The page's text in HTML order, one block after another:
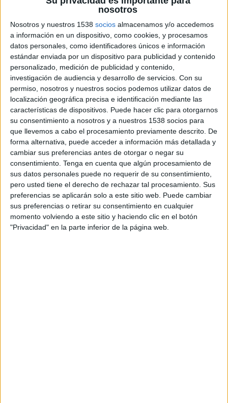
nosotros
Nosotros y nuestros 1538 socios almacenamos y/o accedemos
a información en un dispositivo, como cookies, y procesamos
datos personales, como identificadores únicos e información
estándar enviada por un dispositivo para publicidad y contenido
personalizado, medición de publicidad y contenido,
investigación de audiencia y desarrollo de servicios. Con su
permiso, nosotros y nuestros socios podemos utilizar datos de
localización geográfica precisa e identificación mediante las
características de dispositivos. Puede hacer clic para otorgarnos
su consentimiento a nosotros y a nuestros 1538 socios para
que llevemos a cabo el procesamiento previamente descrito. De
forma alternativa, puede acceder a información más detallada y
cambiar sus preferencias antes de otorgar o negar su
consentimiento. Tenga en cuenta que algún procesamiento de
sus datos personales puede no requerir de su consentimiento,
pero usted tiene el derecho de rechazar tal procesamiento. Sus
preferencias se aplicarán solo a este sitio web. Puede cambiar
sus preferencias o retirar su consentimiento en cualquier
momento volviendo a este sitio y haciendo clic en el botón
"Privacidad" en la parte inferior de la página web.
Agencia creativa: Mono
CCO: Bitan Franco, Sito Morillo
CEO: Jorge Fesser
Directora de servicios al cliente: Aitziber
Izurrategui
Head of art: Marta Taboada
Equipo creativo: Javier Ribas, René Macone
Planner estratégico: David Rodriguez
Producer: Freelance For
Productora: Contrario
Director: ORO